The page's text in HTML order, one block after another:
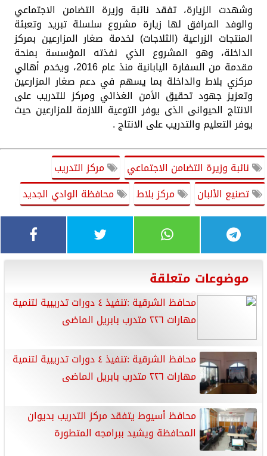
وشهدت الزيارة، تفقد نائبة وزيرة التضامن الاجتماعي
والوفد المرافق لها زيارة مشروع سلسلة تبريد وتعبئة
المنتجات الزراعية (الثلاجات) لخدمة صغار المزارعين بمركز
الداخلة، وهو المشروع الذي نفذته المؤسسة بمنحة
مقدمة من السفارة اليابانية منذ عام 2016، ويخدم أهالي
مركزي بلاط والداخلة بما يسهم في دعم صغار المزارعين
وتعزيز جهود تحقيق الأمن الغذائي ومركز للتدريب على
الانتاج الحيوانى الذى يوفر التوعية اللازمة للمزارعين حيث
يوفر التعليم والتدريب على الانتاج .
نائبة وزيرة التضامن الاجتماعي
مركز التدريب
تصنيع الألبان
مركز بلاط محافظة الوادي الجديد
موضوعات متعلقة
محافظ الشرقية :تنفيذ ٤ دورات تدريبية لتنمية
مهارات ٢٢٦ متدرب بابريل الماضى
محافظ الشرقية :تنفيذ ٤ دورات تدريبية لتنمية
مهارات ٢٢٦ متدرب بابريل الماضى
محافظ أسيوط يتفقد مركز التدريب بديوان
المحافظة ويشيد ببرامجه المتطورة